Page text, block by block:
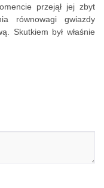
przejął jej zbyt
równowagi gwiazdy
Skutkiem był właśnie